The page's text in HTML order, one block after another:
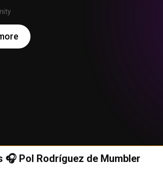
🎧 Pol Rodríguez de Mumbler